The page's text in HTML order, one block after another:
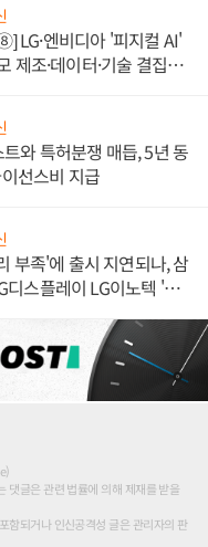
LG·엔비디아 '피지컬 AI'
제조·데이터·기술 결집
와 특허분쟁 매듭, 5년 동
선스비 지급
부족'에 출시 지연되나, 삼
디스플레이 LG이노텍 '탈
댓글은 관련 법률에 의해 제재를 받을
함되거나 인신공격성 글은 관리자의 판